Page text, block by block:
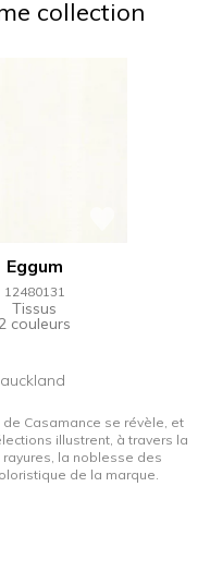
collection
Eggum
12480131
Tissus
couleurs
Casamance se révèle, et
illustrent, à travers la
la noblesse des
de la marque.